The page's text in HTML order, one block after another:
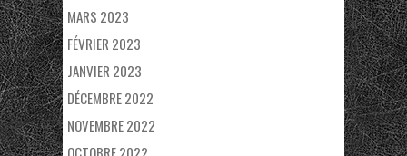
MARS 2023
FÉVRIER 2023
JANVIER 2023
DÉCEMBRE 2022
NOVEMBRE 2022